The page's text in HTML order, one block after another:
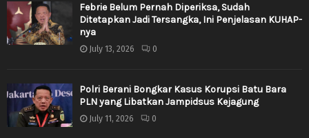
Febrie Belum Pernah Diperiksa, Sudah
Ditetapkan Jadi Tersangka, Ini Penjelasan KUHAP-
nya
July 13, 2026 0
Polri Berani Bongkar Kasus Korupsi Batu Bara
PLN yang Libatkan Jampidsus Kejagung
July 11, 2026 0